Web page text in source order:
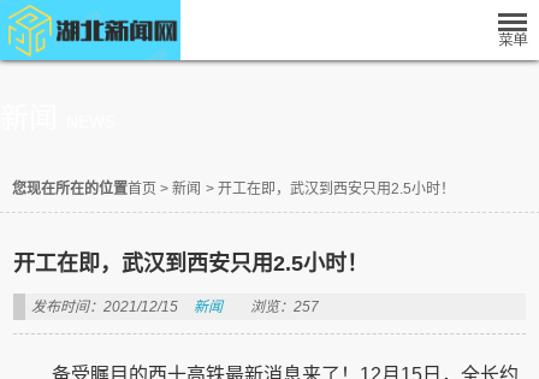
您现在所在的位置首页 > 新闻 > 开工在即，武汉到西安只用2.5小时！
开工在即，武汉到西安只用2.5小时！
发布时间：2021/12/15 新闻 浏览：257
备受瞩目的西十高铁最新消息来了！12月15日，全长约